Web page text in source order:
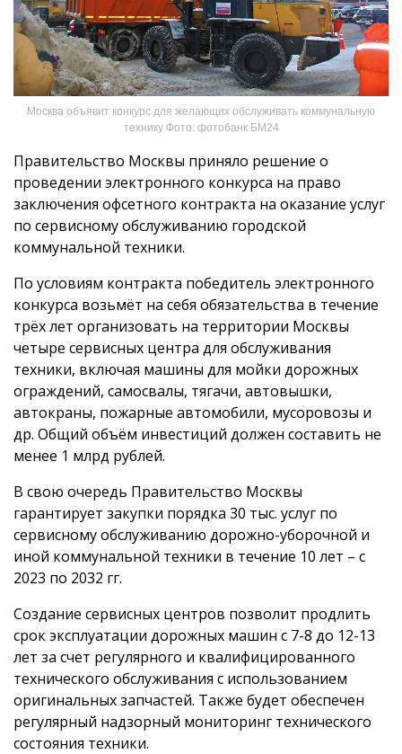
Москва объявит конкурс для желающих обслуживать коммунальную
технику Фото: фотобанк БМ24
Правительство Москвы приняло решение о
проведении электронного конкурса на право
заключения офсетного контракта на оказание услуг
по сервисному обслуживанию городской
коммунальной техники.
По условиям контракта победитель электронного
конкурса возьмёт на себя обязательства в течение
трёх лет организовать на территории Москвы
четыре сервисных центра для обслуживания
техники, включая машины для мойки дорожных
ограждений, самосвалы, тягачи, автовышки,
автокраны, пожарные автомобили, мусоровозы и
др. Общий объём инвестиций должен составить не
менее 1 млрд рублей.
В свою очередь Правительство Москвы
гарантирует закупки порядка 30 тыс. услуг по
сервисному обслуживанию дорожно-уборочной и
иной коммунальной техники в течение 10 лет – с
2023 по 2032 гг.
Создание сервисных центров позволит продлить
срок эксплуатации дорожных машин c 7-8 до 12-13
лет за счет регулярного и квалифицированного
технического обслуживания с использованием
оригинальных запчастей. Также будет обеспечен
регулярный надзорный мониторинг технического
состояния техники.